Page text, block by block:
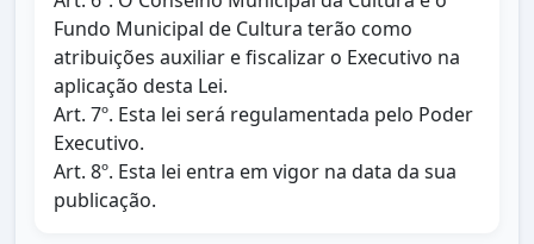
Fundo Municipal de Cultura terão como
atribuições auxiliar e fiscalizar o Executivo na
aplicação desta Lei.
Art. 7º. Esta lei será regulamentada pelo Poder
Executivo.
Art. 8º. Esta lei entra em vigor na data da sua
publicação.